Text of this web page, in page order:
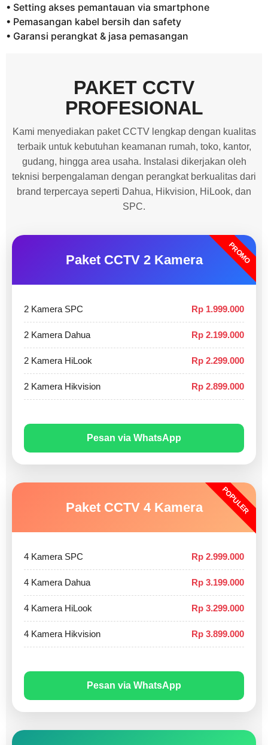
• Setting akses pemantauan via smartphone
• Pemasangan kabel bersih dan safety
• Garansi perangkat & jasa pemasangan
PAKET CCTV
PROFESIONAL
Kami menyediakan paket CCTV lengkap dengan kualitas
terbaik untuk kebutuhan keamanan rumah, toko, kantor,
gudang, hingga area usaha. Instalasi dikerjakan oleh
teknisi berpengalaman dengan perangkat berkualitas dari
brand terpercaya seperti Dahua, Hikvision, HiLook, dan
SPC.
PROMO
Paket CCTV 2 Kamera
2 Kamera SPC Rp 1.999.000
2 Kamera Dahua Rp 2.199.000
2 Kamera HiLook Rp 2.299.000
2 Kamera Hikvision Rp 2.899.000
Pesan via WhatsApp
POPULER
Paket CCTV 4 Kamera
4 Kamera SPC Rp 2.999.000
4 Kamera Dahua Rp 3.199.000
4 Kamera HiLook Rp 3.299.000
4 Kamera Hikvision Rp 3.899.000
Pesan via WhatsApp